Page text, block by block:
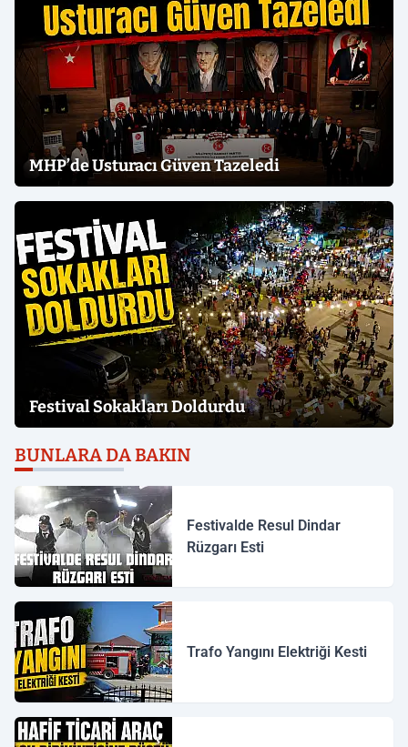
MHP’de Usturacı Güven Tazeledi
Festival Sokakları Doldurdu
BUNLARA DA BAKIN
Festivalde Resul Dindar
Rüzgarı Esti
Trafo Yangını Elektriği Kesti